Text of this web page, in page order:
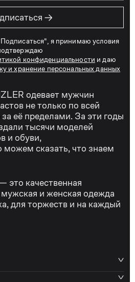
→
я принимаю условия
конфиденциальности и даю
и хранение персональных данных
одевает мужчин
не только по всей
её пределами. За эти годы
тысячи моделей
и обуви,
можем сказать, что знаем
это качественная
и женская одежда
для торжеств и на каждый